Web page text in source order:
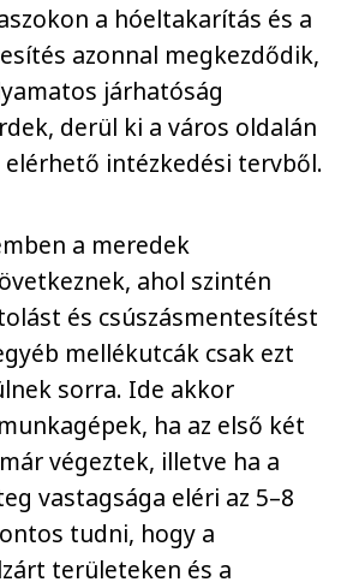
a hóeltakarítás és a
azonnal megkezdődik,
járhatóság
derül ki a város oldalán
elérhető intézkedési tervből.
a meredek
ahol szintén
és csúszásmentesítést
mellékutcák csak ezt
sorra. Ide akkor
ha az első két
végeztek, illetve ha a
vastagsága eléri az 5–8
tudni, hogy a
területeken és a